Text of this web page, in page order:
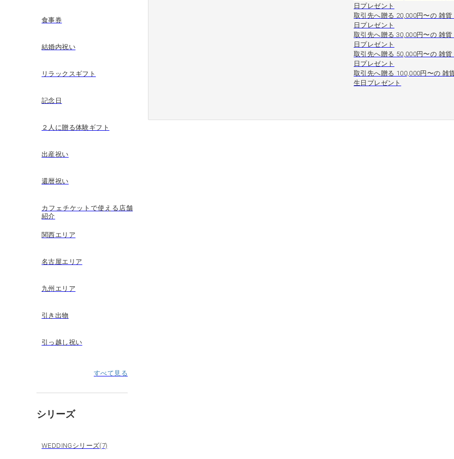
食事券
結婚内祝い
リラックスギフト
記念日
２人に贈る体験ギフト
出産祝い
還暦祝い
カフェチケットで使える店舗
紹介
関西エリア
名古屋エリア
九州エリア
引き出物
引っ越し祝い
すべて見る
シリーズ
WEDDINGシリーズ(7)
日プレゼント
取引先へ贈る 20,000円〜の 雑貨
日プレゼント
取引先へ贈る 30,000円〜の 雑貨
日プレゼント
取引先へ贈る 50,000円〜の 雑貨
日プレゼント
取引先へ贈る 100,000円〜の 雑
生日プレゼント